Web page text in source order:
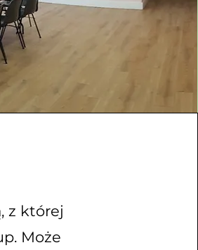
z której
Może